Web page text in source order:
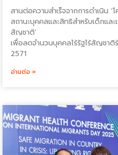
สานต่อความสำเร็จจากการดำเนิน
สถานะบุคคลและสิทธิสำหรับเด็กและเ
สัญชาติ’
เพื่อลดจำนวนบุคคลไร้รัฐไร้สัญชาติ
2571
อ่านต่อ »